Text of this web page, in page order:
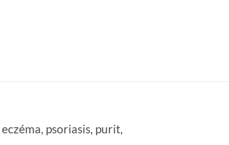
psoriasis, purit,